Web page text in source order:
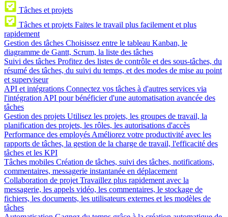
Tâches et projets
Tâches et projets Faites le travail plus facilement et plus
rapidement
Gestion des tâches Choisissez entre le tableau Kanban, le
diagramme de Gantt, Scrum, la liste des tâches
Suivi des tâches Profitez des listes de contrôle et des sous-tâches, du
résumé des tâches, du suivi du temps, et des modes de mise au point
et superviseur
API et intégrations Connectez vos tâches à d'autres services via
l'intégration API pour bénéficier d'une automatisation avancée des
tâches
Gestion des projets Utilisez les projets, les groupes de travail, la
planification des projets, les rôles, les autorisations d'accès
Performance des employés Améliorez votre productivité avec les
rapports de tâches, la gestion de la charge de travail, l'efficacité des
tâches et les KPI
Tâches mobiles Création de tâches, suivi des tâches, notifications,
commentaires, messagerie instantanée en déplacement
Collaboration de projet Travaillez plus rapidement avec la
messagerie, les appels vidéo, les commentaires, le stockage de
fichiers, les documents, les utilisateurs externes et les modèles de
tâches